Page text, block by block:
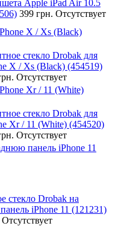
Apple iPad Air 10.5
399 грн. Отсутствует
X / Xs (Black)
стекло Drobak для
X / Xs (Black) (454519)
Отсутствует
Xr / 11 (White)
стекло Drobak для
Xr / 11 (White) (454520)
Отсутствует
панель iPhone 11
стекло Drobak на
iPhone 11 (121231)
Отсутствует